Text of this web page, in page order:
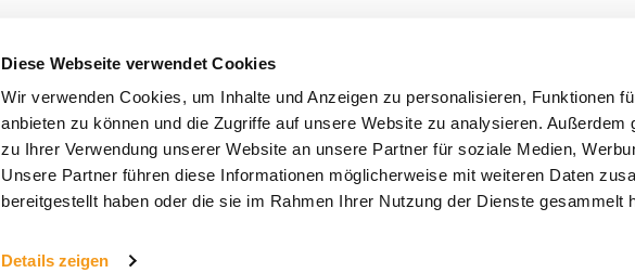
Diese Webseite verwendet Cookies
Wir verwenden Cookies, um Inhalte und Anzeigen zu personalisieren, Funktionen
anbieten zu können und die Zugriffe auf unsere Website zu analysieren. Außerdem
zu Ihrer Verwendung unserer Website an unsere Partner für soziale Medien,
Unsere Partner führen diese Informationen möglicherweise mit weiteren Daten
bereitgestellt haben oder die sie im Rahmen Ihrer Nutzung der Dienste gesammelt
Details zeigen